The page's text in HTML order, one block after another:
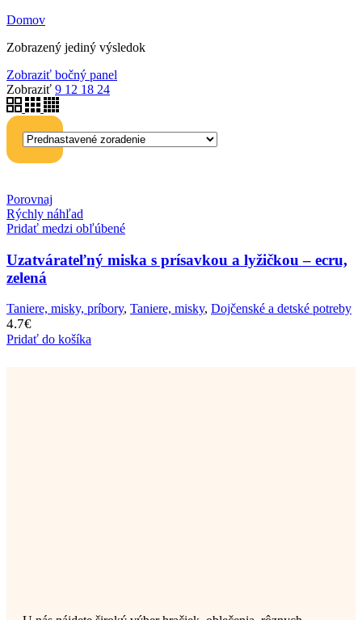
Domov
Zobrazený jediný výsledok
Zobraziť bočný panel
Zobraziť 9 12 18 24
Porovnaj
Rýchly náhľad
Pridať medzi obľúbené
Uzatvárateľný miska s prísavkou a lyžičkou – ecru,
zelená
Taniere, misky, príbory, Taniere, misky, Dojčenské a detské potreby
4.7€
Pridať do košíka